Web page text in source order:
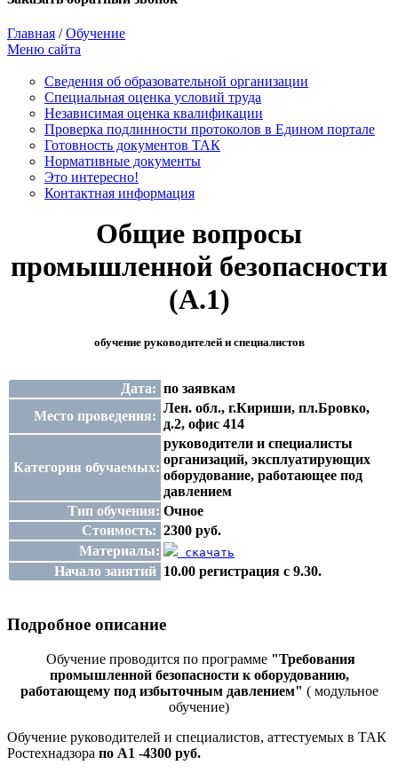
Главная /Обучение
Меню сайта
Сведения об образовательной организации
Cпециальная оценка условий труда
Независимая оценка квалификации
Проверка подлинности протоколов в Едином портале
Готовность документов ТАК
Нормативные документы
Это интересно!
Контактная информация
Общие вопросы
промышленной безопасности
(А.1)
обучение руководителей и специалистов
Дата: по заявкам
Место проведения:
Лен. обл., г.Кириши, пл.Бровко,
д.2, офис 414
Категория обучаемых:
руководители и специалисты
организаций, эксплуатирующих
оборудование, работающее под
давлением
Тип обучения: Очное
Стоимость: 2300 руб.
Материалы:
скачать
Начало занятий 10.00 регистрация с 9.30.
Подробное описание
Обучение проводится по программе "Требования
промышленной безопасности к оборудованию,
работающему под избыточным давлением" ( модульное
обучение)
Обучение руководителей и специалистов, аттестуемых в ТАК
Ростехнадзора по А1 -4300 руб.